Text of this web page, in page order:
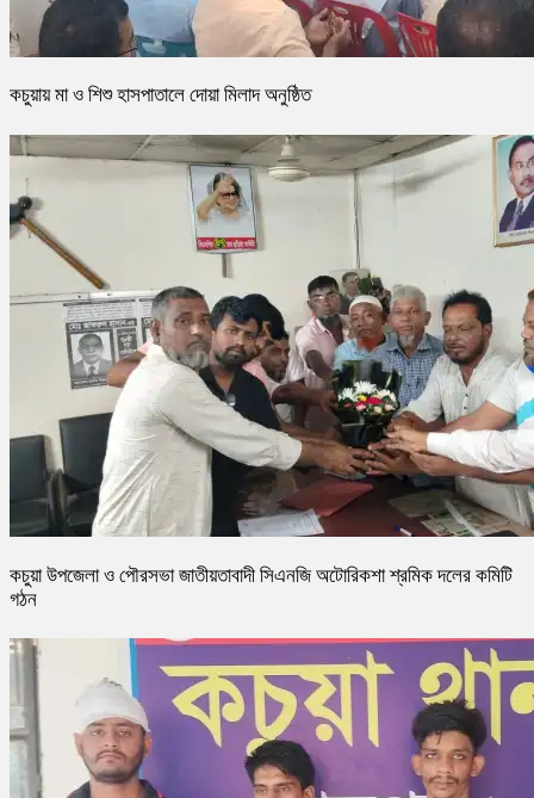
কচুয়ায় মা ও শিশু হাসপাতালে দোয়া মিলাদ অনুষ্ঠিত
কচুয়া উপজেলা ও পৌরসভা জাতীয়তাবাদী সিএনজি অটোরিকশা শ্রমিক দলের কমিটি
গঠন